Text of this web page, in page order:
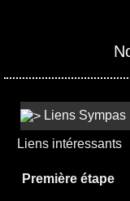
Liens Sympas
Liens intéressants
Première étape